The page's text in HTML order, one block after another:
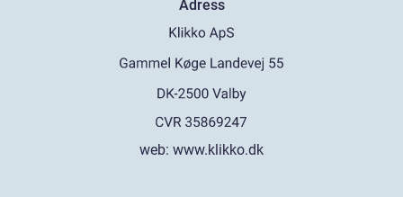
Adress
web: www.klikko.dk